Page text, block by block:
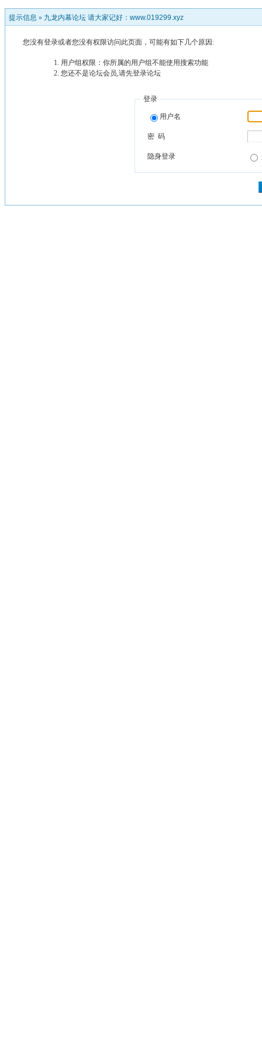
提示信息 » 九龙内幕论坛 请大家记好：www.019299.xyz
您没有登录或者您没有权限访问此页面，可能有如下几个原因:
用户组权限：你所属的用户组不能使用搜索功能
您还不是论坛会员,请先登录论坛
登录
用户名
密 码
隐身登录